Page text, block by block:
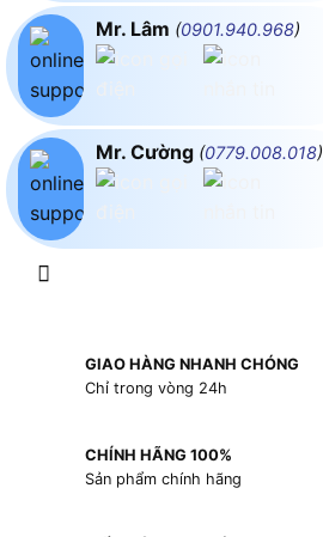
Mr. Lâm (0901.940.968)
Mr. Cường (0779.008.018)
GIAO HÀNG NHANH CHÓNG
Chỉ trong vòng 24h
CHÍNH HÃNG 100%
Sản phẩm chính hãng